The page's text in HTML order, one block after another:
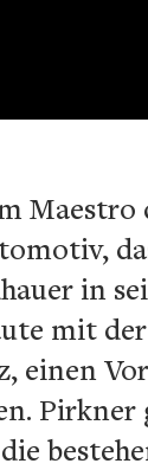
Maestro
in
mit
einen
Pirkner